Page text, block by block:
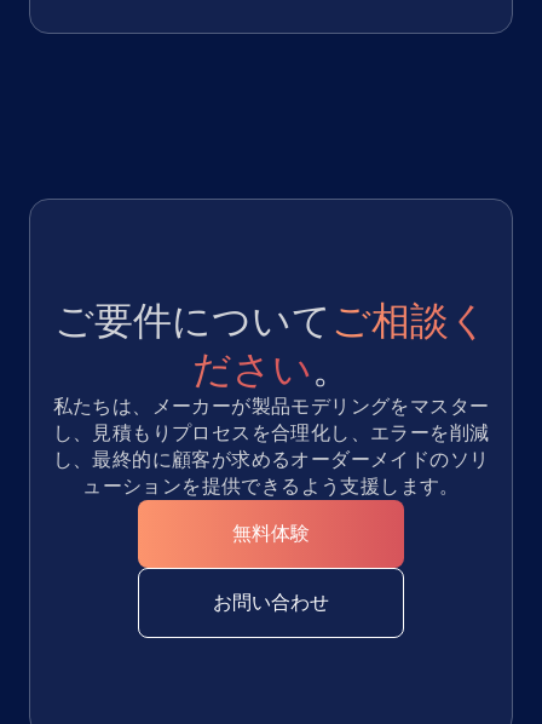
ご要件についてご相談く
ださい。
私たちは、メーカーが製品モデリングをマスター
し、見積もりプロセスを合理化し、エラーを削減
し、最終的に顧客が求めるオーダーメイドのソリ
ューションを提供できるよう支援します。
無料体験
お問い合わせ